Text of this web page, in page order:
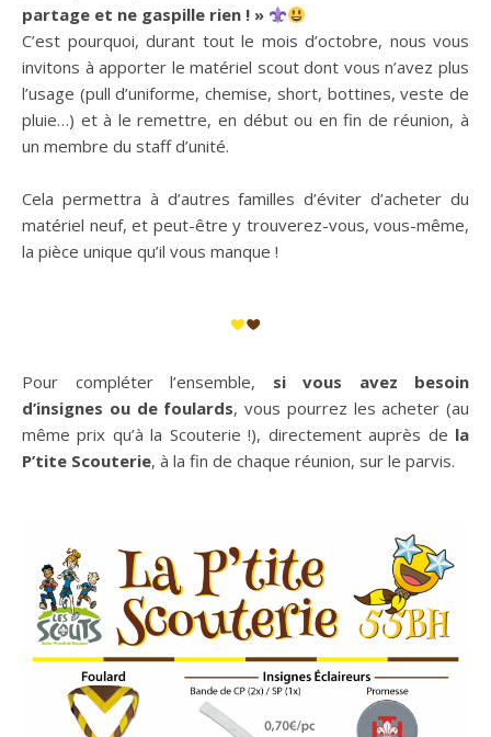
partage et ne gaspille rien ! »
C’est pourquoi, durant tout le mois d’octobre, nous vous
invitons à apporter le matériel scout dont vous n’avez plus
l’usage (pull d’uniforme, chemise, short, bottines, veste de
pluie…) et à le remettre, en début ou en fin de réunion, à
un membre du staff d’unité.
Cela permettra à d’autres familles d’éviter d’acheter du
matériel neuf, et peut-être y trouverez-vous, vous-même,
la pièce unique qu’il vous manque !
Pour compléter l’ensemble, si vous avez besoin
d’insignes ou de foulards, vous pourrez les acheter (au
même prix qu’à la Scouterie !), directement auprès de la
P’tite Scouterie, à la fin de chaque réunion, sur le parvis.